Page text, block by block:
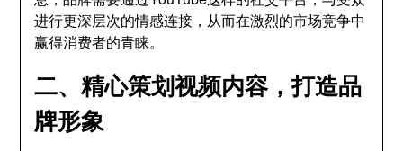
进行更深层次的情感连接，从而在激烈的市场竞争中
赢得消费者的青睐。
二、精心策划视频内容，打造品
牌形象